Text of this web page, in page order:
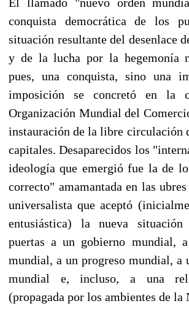
conquista democrática de los
situación resultante del desenlace
y de la lucha por la hegemonía
pues, una conquista, sino una
imposición se concretó en la
Organización Mundial del
instauración de la libre circulación
capitales. Desaparecidos los
ideología que emergió fue la de
correcto" amamantada en las
universalista que aceptó
entusiástica) la nueva
puertas a un gobierno mundial,
mundial, a un progreso mundial, a
mundial e, incluso, a una
(propagada por los ambientes de la